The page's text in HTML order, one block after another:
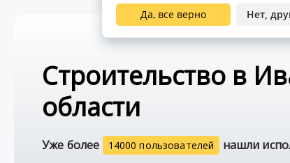
Строительство в
области
Уже более 14000 пользователей нашли
Да, все верно Нет,